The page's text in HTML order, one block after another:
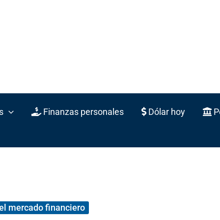
Finanzas personales Dólar hoy
mercado financiero